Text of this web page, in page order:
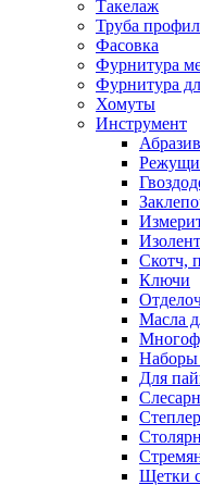
Такелаж
Труба
Фасовка
Фурнитура
Фурнитура
Хомуты
Инструмент
Скотч,
Ключи
Масла
Наборы
Для
Щетки